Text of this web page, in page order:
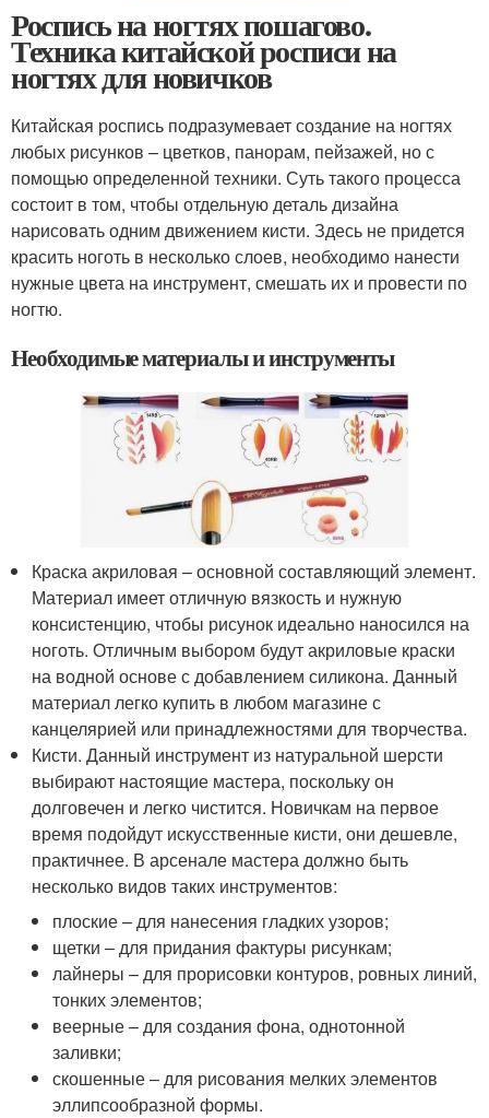
Роспись на ногтях пошагово.
Техника китайской росписи на
ногтях для новичков
Китайская роспись подразумевает создание на ногтях
любых рисунков – цветков, панорам, пейзажей, но с
помощью определенной техники. Суть такого процесса
состоит в том, чтобы отдельную деталь дизайна
нарисовать одним движением кисти. Здесь не придется
красить ноготь в несколько слоев, необходимо нанести
нужные цвета на инструмент, смешать их и провести по
ногтю.
Необходимые материалы и инструменты
Краска акриловая – основной составляющий элемент.
Материал имеет отличную вязкость и нужную
консистенцию, чтобы рисунок идеально наносился на
ноготь. Отличным выбором будут акриловые краски
на водной основе с добавлением силикона. Данный
материал легко купить в любом магазине с
канцелярией или принадлежностями для творчества.
Кисти. Данный инструмент из натуральной шерсти
выбирают настоящие мастера, поскольку он
долговечен и легко чистится. Новичкам на первое
время подойдут искусственные кисти, они дешевле,
практичнее. В арсенале мастера должно быть
несколько видов таких инструментов:
плоские – для нанесения гладких узоров;
щетки – для придания фактуры рисункам;
лайнеры – для прорисовки контуров, ровных линий,
тонких элементов;
веерные – для создания фона, однотонной
заливки;
скошенные – для рисования мелких элементов
эллипсообразной формы.